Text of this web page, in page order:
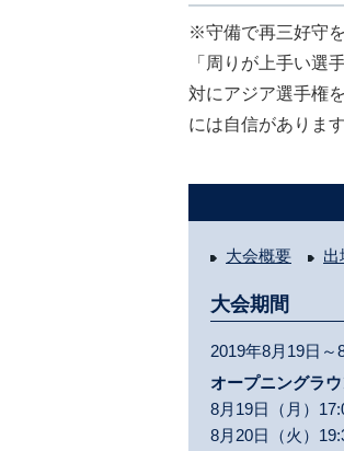
※守備で再三好守
「周りが上手い選
対にアジア選手権
には自信がありま
大会概要 出
大会期間
2019年8月19日～
オープニングラ
8月19日（月）
8月20日（火）